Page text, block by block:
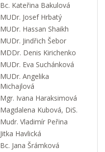
Bc. Kateřina Bakulová
MUDr. Josef Hrbatý
MUDr. Hassan Shaikh
MUDr. Jindřich Šebor
MDDr. Denis Kirichenko
MUDr. Eva Suchánková
MUDr. Angelika
Michajlová
Mgr. Ivana Haraksimová
Magdalena Kubová, DiS.
Mudr. Vladimír Peřina
Jitka Havlická
Bc. Jana Šrámková